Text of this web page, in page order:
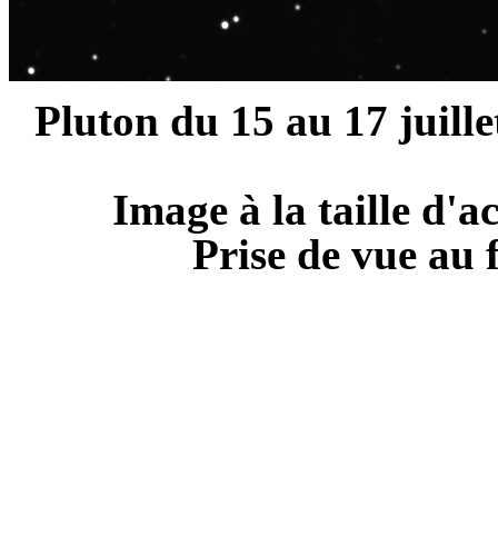
Pluton du 15 au 17
Image à la taille
Prise de vue au